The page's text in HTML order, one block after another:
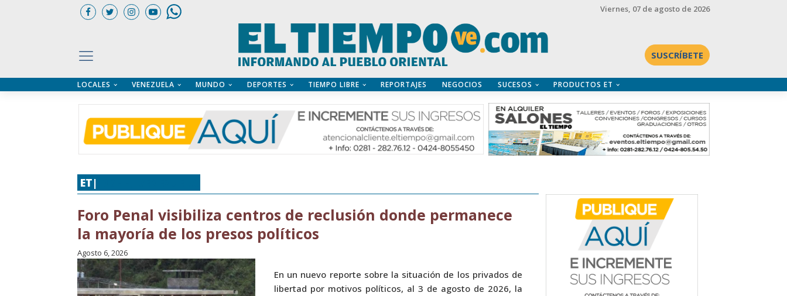
Viernes, 07 de agosto de 2026
SUSCRÍBETE
LOCALES VENEZUELA MUNDO DEPORTES TIEMPO LIBRE REPORTAJES NEGOCIOS SUCESOS PRODUCTOS ET
ET|
Foro Penal visibiliza centros de reclusión donde permanece
la mayoría de los presos políticos
Agosto 6, 2026
En un nuevo reporte sobre la situación de los privados de
libertad por motivos políticos, al 3 de agosto de 2026, la